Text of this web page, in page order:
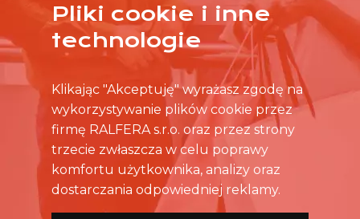
ŻADNA OFERTA CIĘ NIE ZAINTERESOWAŁA?
SKONTAKTUJ SIĘ BEZPOŚREDNIO ZE SKLEPEM.
Pliki cookie i inne
technologie
Klikając "Akceptuję" wyrażasz zgodę na
wykorzystywanie plików cookie przez
firmę RALFERA s.r.o. oraz przez strony
trzecie zwłaszcza w celu poprawy
komfortu użytkownika, analizy oraz
dostarczania odpowiedniej reklamy.